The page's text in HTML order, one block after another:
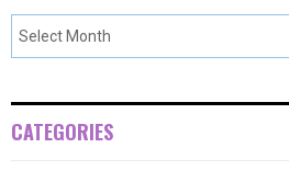
CATEGORIES